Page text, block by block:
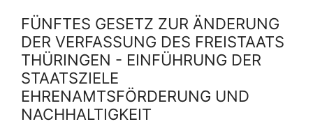
FÜNFTES GESETZ ZUR ÄNDERUNG
DER VERFASSUNG DES FREISTAATS
THÜRINGEN - EINFÜHRUNG DER
STAATSZIELE
EHRENAMTSFÖRDERUNG UND
NACHHALTIGKEIT